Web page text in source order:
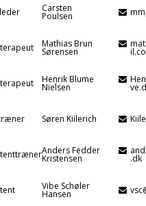
Carsten
Poulsen
Mathias Brun
Sørensen
Henrik Blume
Nielsen
Søren Kiilerich
Anders Fedder
Kristensen .dk
Vibe Schøler
Hansen